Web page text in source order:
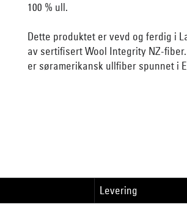
100 % ull.
Dette produktet er vevd og ferdig i
av sertifisert Wool Integrity NZ-
er søramerikansk ullfiber spunnet i
Levering